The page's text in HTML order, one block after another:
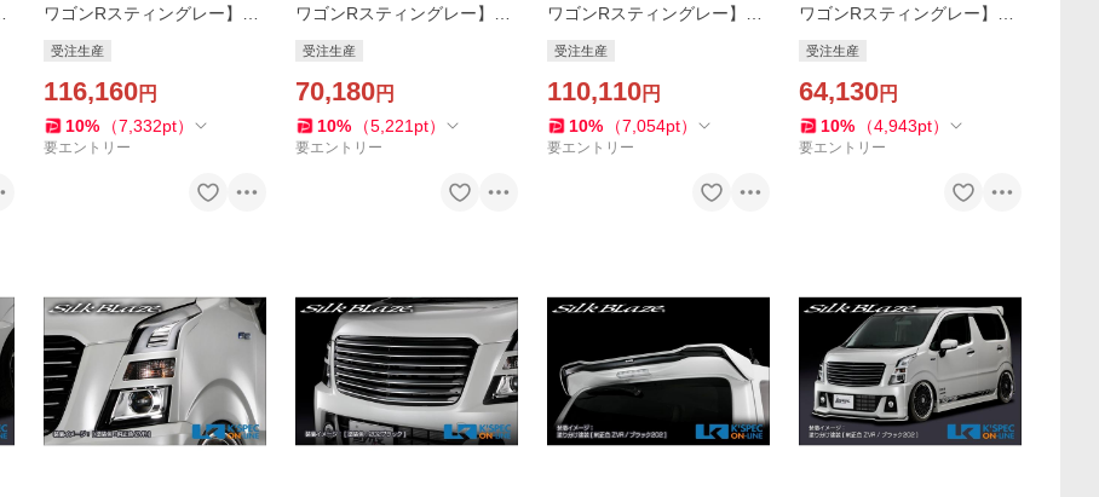
ワゴンRスティングレー】Ly
【塗分塗装】/バックフォグ
あり_[LYNX-MH55-2PF-2c]
受注生産
116,160円
10% （7,332pt）
要エントリー
ワゴンRスティングレー】Ly
【塗分塗装】/バックフォグ
あり_[LYNX-MH55-RSF-2c]
受注生産
70,180円
10% （5,221 pt）
要エントリー
ワゴンRスティングレー】Ly
【塗分塗装】/バックフォグ
なし_[LYNX-MH55-2P-2c]
受注生産
110,110円
10% （7,054pt）
要エントリー
ワゴンRスティングレー】Ly
【塗分塗装】/バックフォグ
なし_[LYNX-MH55-RS-2c]
受注生産
64,130円
10% （4,943pt）
要エントリー